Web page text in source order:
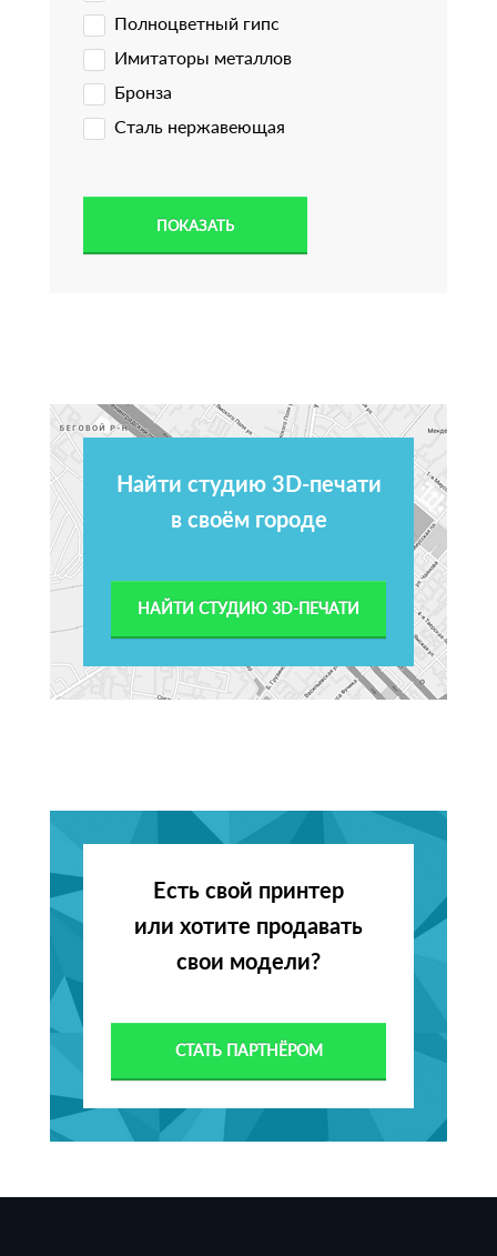
Полноцветный гипс
Имитаторы металлов
Бронза
Сталь нержавеющая
Найти студию 3D-печати
в своём городе
НАЙТИ СТУДИЮ 3D-ПЕЧАТИ
Есть свой принтер
или хотите продавать
свои модели?
СТАТЬ ПАРТНЁРОМ